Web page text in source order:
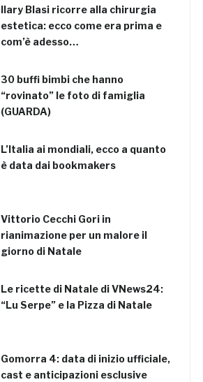
Ilary Blasi ricorre alla chirurgia
estetica: ecco come era prima e
com’è adesso…
30 buffi bimbi che hanno
“rovinato” le foto di famiglia
(GUARDA)
L’Italia ai mondiali, ecco a quanto
è data dai bookmakers
Vittorio Cecchi Gori in
rianimazione per un malore il
giorno di Natale
Le ricette di Natale di VNews24:
“Lu Serpe” e la Pizza di Natale
Gomorra 4: data di inizio ufficiale,
cast e anticipazioni esclusive